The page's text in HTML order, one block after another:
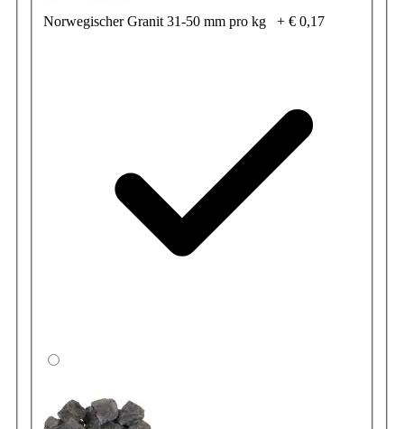
Norwegischer Granit 31-50 mm pro kg + € 0,17